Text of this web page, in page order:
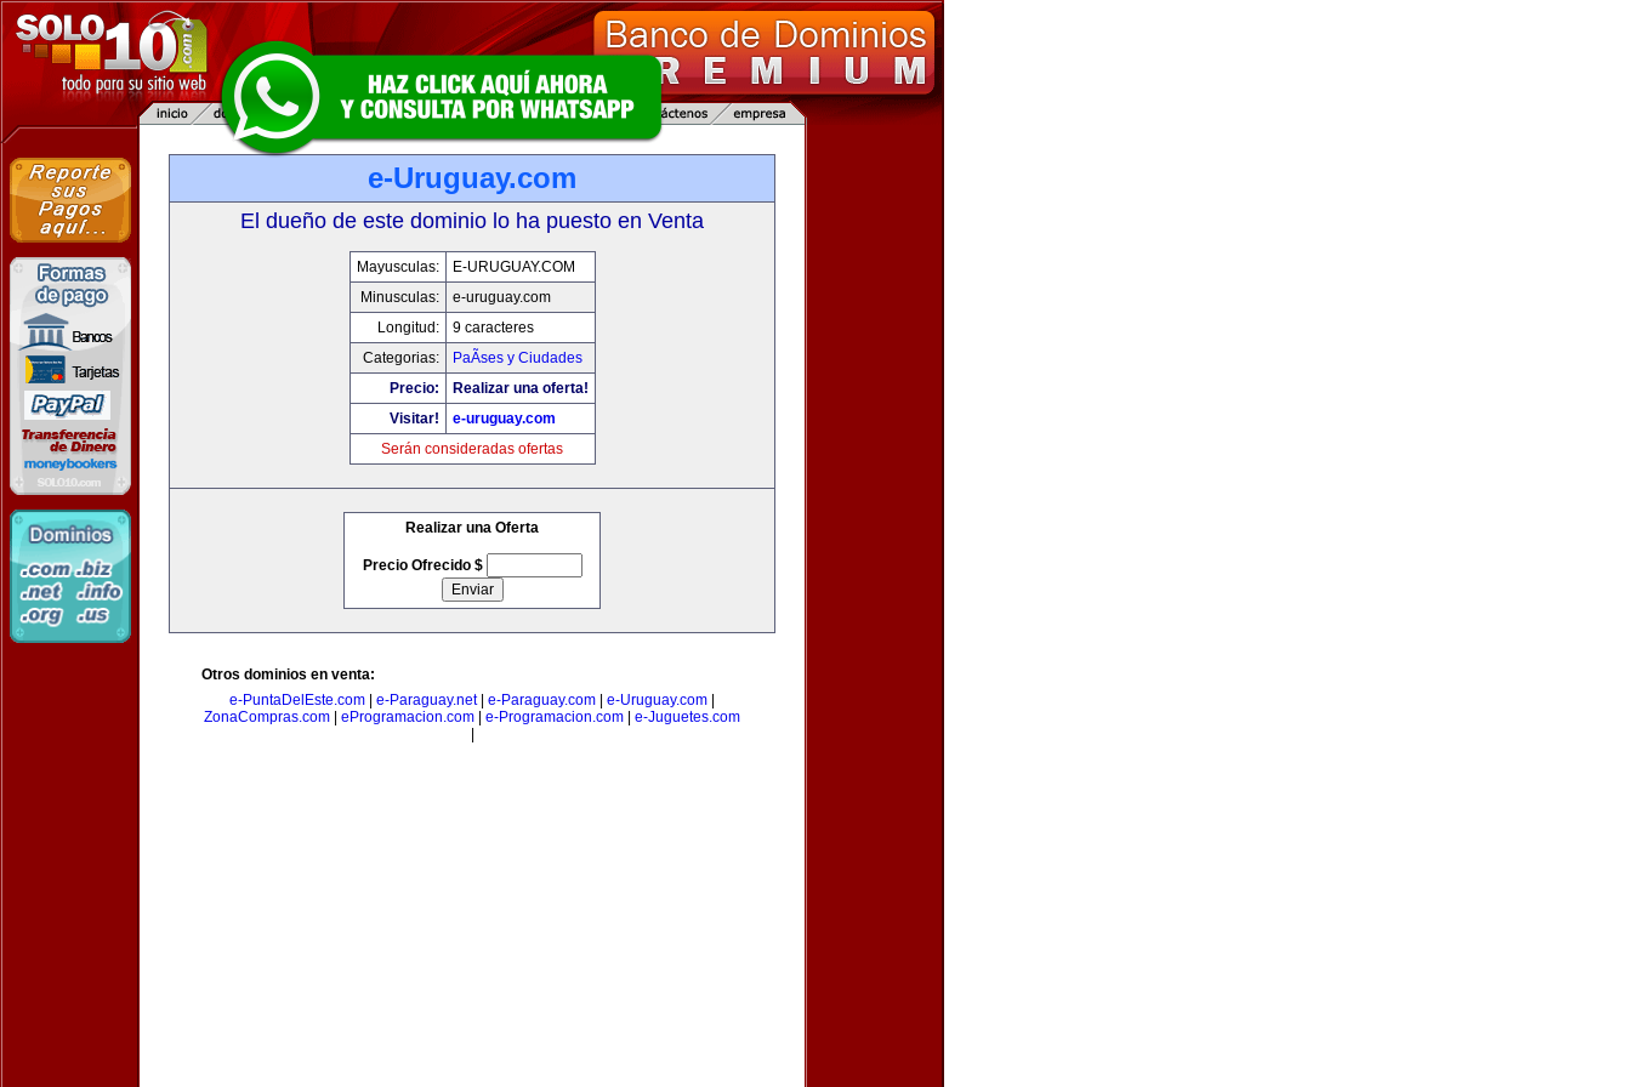
e-Uruguay.com
El dueño de este dominio lo ha puesto en Venta
Mayusculas:
E-URUGUAY.COM
Minusculas:
e-uruguay.com
Longitud:
9 caracteres
Categorias:
PaÃ­ses y Ciudades
Precio:
Realizar una oferta!
Visitar!
e-uruguay.com
Serán consideradas ofertas
Realizar una Oferta
Precio Ofrecido $
Otros dominios en venta:
e-PuntaDelEste.com
e-Paraguay.net| e-Paraguay.com e-Uruguay.com
ZonaCompras.com
eProgramacion.com e-Programacion.com
e-Juguetes.com